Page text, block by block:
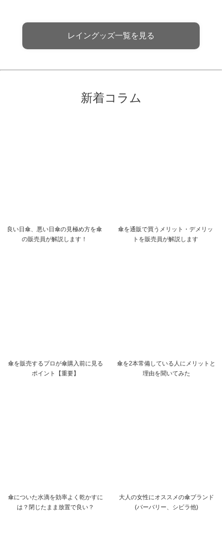
レイングッズ一覧を見る
新着コラム
良い日傘、悪い日傘の見極め方を傘
の販売員が解説します！
傘を通販で買うメリット・デメリッ
トを販売員が解説します
傘を販売するプロが傘購入前に見る
ポイント【重要】
傘を2本常備している人にメリットと
理由を聞いてみた
傘についた水滴を効率よく乾かすに
は？閉じたまま放置で良い？
大人の女性にオススメの傘ブランド
(バーバリー、シビラ他)